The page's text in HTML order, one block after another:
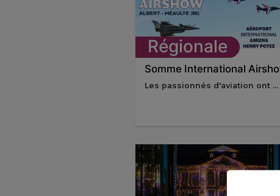
Régionale
Somme International
Les passionnés d'aviation ont ...